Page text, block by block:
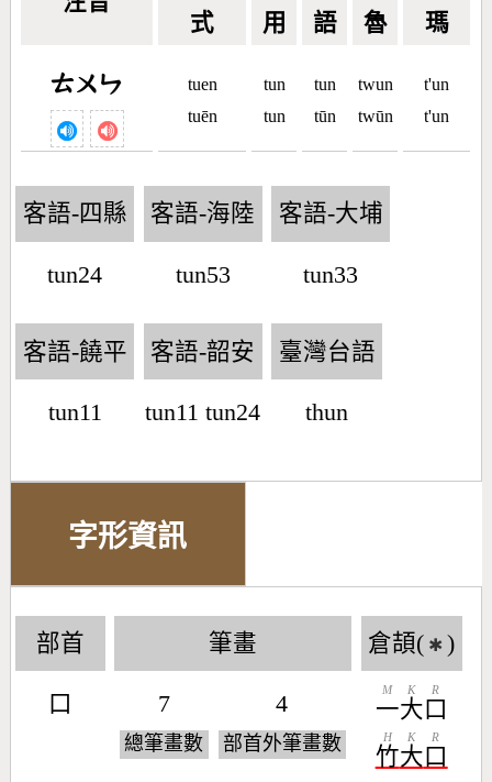
式 用 語 魯 瑪
ㄊㄨㄣ
tuen
tuēn
tun
tun
tun
tūn
twun
twūn
t'un
t'un
客語-四縣
tun24
客語-海陸
tun53
客語-大埔
tun33
客語-饒平
tun11
客語-韶安
tun11 tun24
臺灣台語
thun
字形資訊
部首
口
筆畫
7
總筆畫數
4
部首外筆畫數
倉頡( ✱ )
一
M
大
K
口
R
竹
H
大
K
口
R